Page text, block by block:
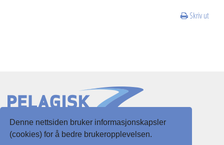
Denne nettsiden bruker informasjonskapsler
(cookies) for å bedre brukeropplevelsen.
Skriv ut
Slottsgaten 3